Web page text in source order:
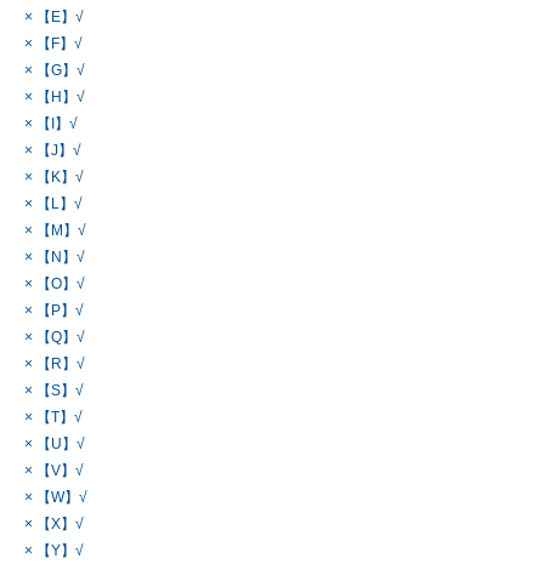
× 【E】√
× 【F】√
× 【G】√
× 【H】√
× 【I】√
× 【J】√
× 【K】√
× 【L】√
× 【M】√
× 【N】√
× 【O】√
× 【P】√
× 【Q】√
× 【R】√
× 【S】√
× 【T】√
× 【U】√
× 【V】√
× 【W】√
× 【X】√
× 【Y】√